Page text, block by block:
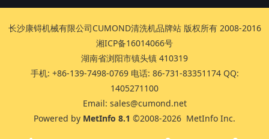
长沙康锝机械有限公司CUMOND清洗机品牌站 版权所有 2008-2016
湘ICP备16014066号
湖南省浏阳市镇头镇 410319
手机: +86-139-7498-0769 电话: 86-731-83351174 QQ:
1405271100
Email: sales@cumond.net
Powered by MetInfo 8.1 ©2008-2026 MetInfo Inc.